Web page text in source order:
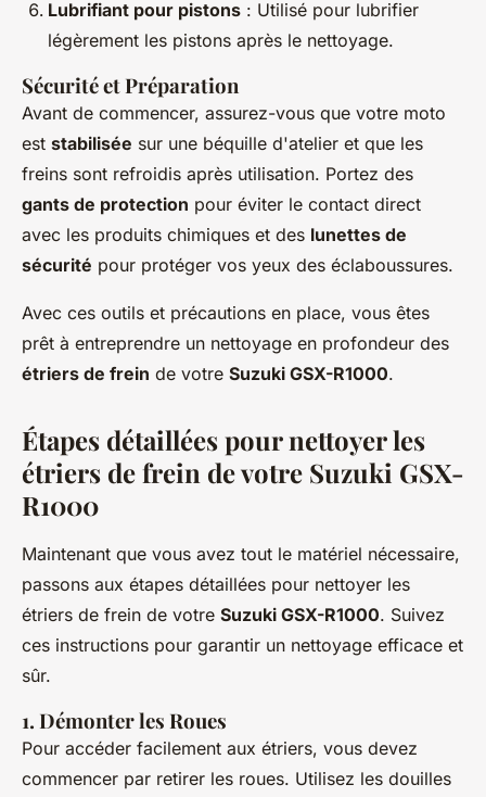
Lubrifiant pour pistons : Utilisé pour lubrifier
légèrement les pistons après le nettoyage.
Sécurité et Préparation
Avant de commencer, assurez-vous que votre moto
est stabilisée sur une béquille d'atelier et que les
freins sont refroidis après utilisation. Portez des
gants de protection pour éviter le contact direct
avec les produits chimiques et des lunettes de
sécurité pour protéger vos yeux des éclaboussures.
Avec ces outils et précautions en place, vous êtes
prêt à entreprendre un nettoyage en profondeur des
étriers de frein de votre Suzuki GSX-R1000.
Étapes détaillées pour nettoyer les
étriers de frein de votre Suzuki GSX-
R1000
Maintenant que vous avez tout le matériel nécessaire,
passons aux étapes détaillées pour nettoyer les
étriers de frein de votre Suzuki GSX-R1000. Suivez
ces instructions pour garantir un nettoyage efficace et
sûr.
1. Démonter les Roues
Pour accéder facilement aux étriers, vous devez
commencer par retirer les roues. Utilisez les douilles